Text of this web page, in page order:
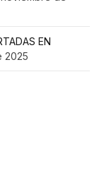
EN
2025